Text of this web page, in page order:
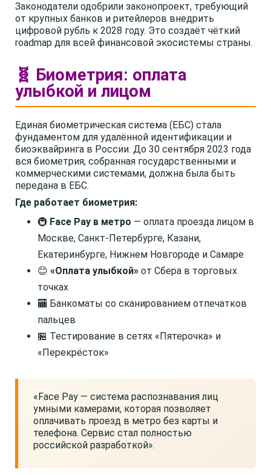
Законодатели одобрили законопроект, требующий
от крупных банков и ритейлеров внедрить
цифровой рубль к 2028 году. Это создаёт чёткий
roadmap для всей финансовой экосистемы страны.
🧬 Биометрия: оплата
улыбкой и лицом
Единая биометрическая система (ЕБС) стала
фундаментом для удалённой идентификации и
биоэквайринга в России. До 30 сентября 2023 года
вся биометрия, собранная государственными и
коммерческими системами, должна была быть
передана в ЕБС.
Где работает биометрия:
🚇 Face Pay в метро — оплата проезда лицом в
Москве, Санкт-Петербурге, Казани,
Екатеринбурге, Нижнем Новгороде и Самаре
😊 «Оплата улыбкой» от Сбера в торговых
точках
🏧 Банкоматы со сканированием отпечатков
пальцев
🏪 Тестирование в сетях «Пятерочка» и
«Перекрёсток»
«Face Pay — система распознавания лиц
умными камерами, которая позволяет
оплачивать проезд в метро без карты и
телефона. Сервис стал полностью
российской разработкой».